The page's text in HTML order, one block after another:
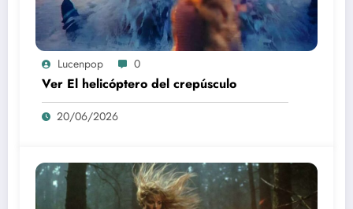
Lucenpop 0
Ver El helicóptero del crepúsculo
20/06/2026